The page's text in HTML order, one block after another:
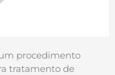
procedimento
tratamento de